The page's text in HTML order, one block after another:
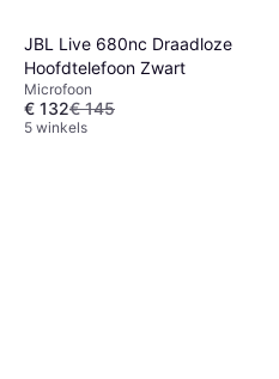
JBL Live 680nc Draadloze
Hoofdtelefoon Zwart
Microfoon
€ 132€ 145
5 winkels